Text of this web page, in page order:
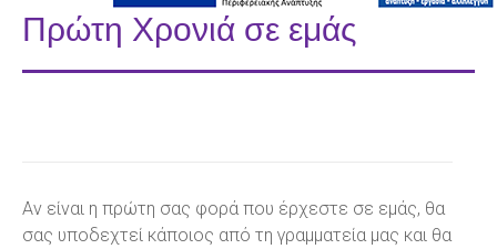
Πρώτη Χρονιά σε εμάς
Αν είναι η πρώτη σας φορά που έρχεστε σε εμάς, θα
σας υποδεχτεί κάποιος από τη γραμματεία μας και θα